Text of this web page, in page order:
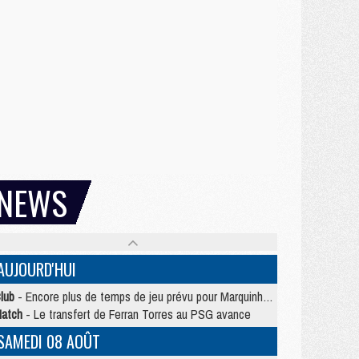
- Encore plus de temps de jeu prévu pour Marquinhos et les Portugais en Supercoupe
- Le transfert de Ferran Torres au PSG avance
08 AOÛT